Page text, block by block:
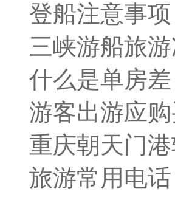
登船注意事项
三峡游船旅
什么是单房差
游客出游应
重庆朝天门
旅游常用电话